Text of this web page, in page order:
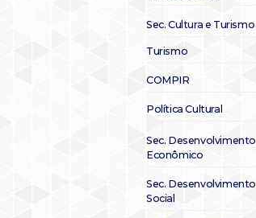
Sec. Cultura e Turismo
Turismo
COMPIR
Política Cultural
Sec. Desenvolvimento
Econômico
Sec. Desenvolvimento
Social